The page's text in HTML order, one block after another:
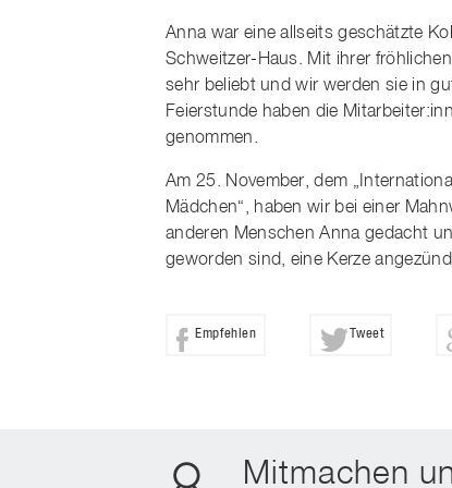
Anna war eine allseits geschätzte
Schweitzer-Haus. Mit ihrer
sehr beliebt und wir werden sie in
Feierstunde haben die
genommen.
Am 25. November, dem
Mädchen“, haben wir bei einer
anderen Menschen Anna gedacht
geworden sind, eine Kerze
Empfehlen Tweet
Mitmachen